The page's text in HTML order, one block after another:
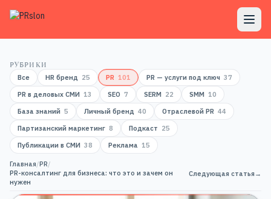
РУБРИКИ
Все
HR бренд 25 PR 101 PR — услуги под ключ 37
PR в деловых СМИ 13 SEO 7 SERM 22 SMM 10
База знаний 5 Личный бренд 40 Отраслевой PR 44
Партизанский маркетинг 8 Подкаст 25
Публикации в СМИ 38 Реклама 15
Главная/PR/
PR-консалтинг для бизнеса: что это и зачем он
нужен
Следующая статья→